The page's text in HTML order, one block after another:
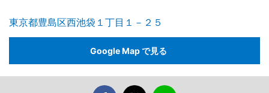
東京都豊島区西池袋１丁目１－２５
Google Map で見る